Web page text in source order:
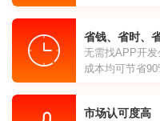
省钱、省时、
无需找APP开
成本均可节省
市场认可度高